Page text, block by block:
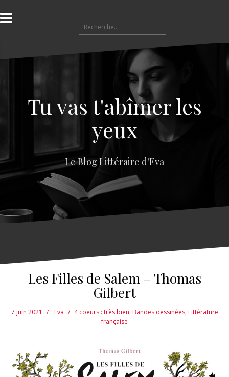
l
a
e
e
Tu vas t'abîmer les
yeux
Le Blog Littéraire d'Eva
Les Filles de Salem – Thomas
Gilbert
7 juin 2021 Eva 4 coeurs : très bien,Bandes dessinées,Littérature
française